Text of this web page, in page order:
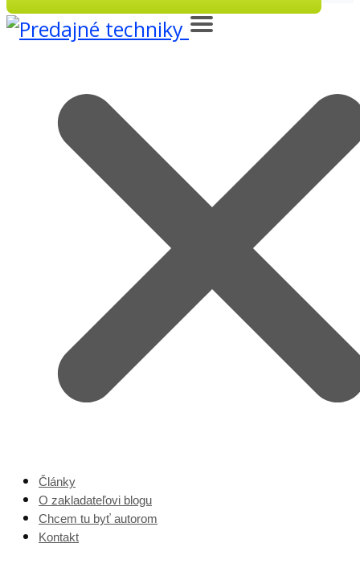
Články
O zakladateľovi blogu
Chcem tu byť autorom
Kontakt